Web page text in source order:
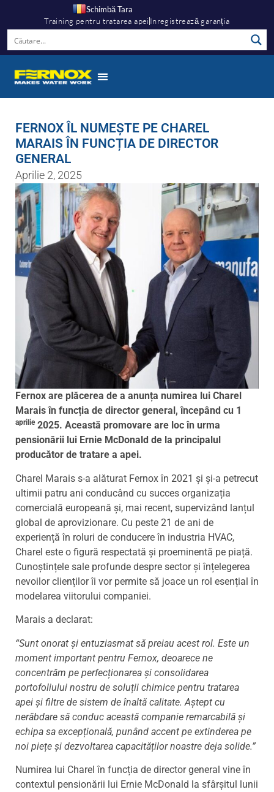
Schimbă Tara
Training pentru tratarea apei Inregistrează garanția
FERNOX ÎL NUMEȘTE PE CHAREL
MARAIS ÎN FUNCȚIA DE DIRECTOR
GENERAL
Aprilie 2, 2025
Fernox are plăcerea de a anunța numirea lui Charel
Marais în funcția de director general, începând cu 1
aprilie2025. Această promovare are loc în urma
pensionării lui Ernie McDonald de la principalul
producător de tratare a apei.
Charel Marais s-a alăturat Fernox în 2021 și și-a petrecut
ultimii patru ani conducând cu succes organizația
comercială europeană și, mai recent, supervizând lanțul
global de aprovizionare. Cu peste 21 de ani de
experiență în roluri de conducere în industria HVAC,
Charel este o figură respectată și proeminentă pe piață.
Cunoștințele sale profunde despre sector și înțelegerea
nevoilor clienților îi vor permite să joace un rol esențial în
modelarea viitorului companiei.
Marais a declarat:
“Sunt onorat și entuziasmat să preiau acest rol. Este un
moment important pentru Fernox, deoarece ne
concentrăm pe perfecționarea și consolidarea
portofoliului nostru de soluții chimice pentru tratarea
apei și filtre de sistem de înaltă calitate. Aștept cu
nerăbdare să conduc această companie remarcabilă și
echipa sa excepțională, punând accent pe extinderea pe
noi piețe și dezvoltarea capacităților noastre deja solide.”
Numirea lui Charel în funcția de director general vine în
contextul pensionării lui Ernie McDonald la sfârșitul lunii